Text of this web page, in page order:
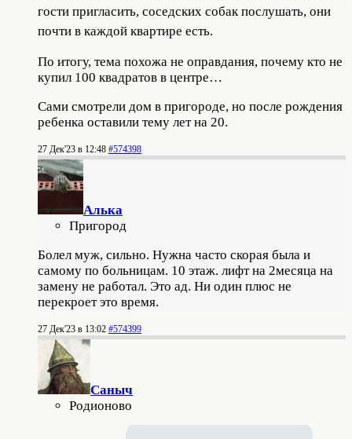
гости пригласить, соседских собак послушать, они
почти в каждой квартире есть.
По итогу, тема похожа не оправдания, почему кто не
купил 100 квадратов в центре…
Сами смотрели дом в пригороде, но после рождения
ребенка оставили тему лет на 20.
27 Дек'23 в 12:48 #574398
Алька
Пригород
Болел муж, сильно. Нужна часто скорая была и
самому по больницам. 10 этаж. лифт на 2месяца на
замену не работал. Это ад. Ни один плюс не
перекроет это время.
27 Дек'23 в 13:02 #574399
Саныч
Родионово